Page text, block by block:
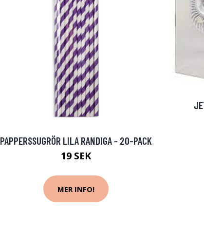
PAPPERSSUGRÖR LILA RANDIGA - 20-PACK
19 SEK
MER INFO!